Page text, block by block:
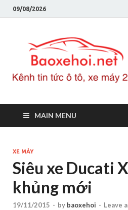
09/08/2026
MAIN MENU
XE MÁY
Siêu xe Ducati
khủng mới
19/11/2015 - by baoxehoi - Leave